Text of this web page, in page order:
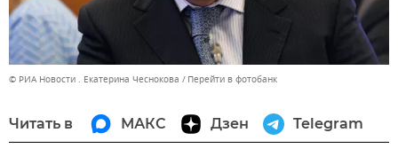
© РИА Новости . Екатерина Чеснокова Перейти в фотобанк
Читать в МАКС Дзен Telegram